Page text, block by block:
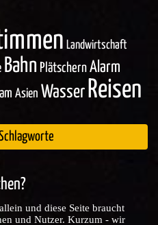
Landwirtschaft
Bahn Plätschern Alarm
Asien Wasser Reisen
und diese Seite braucht
und Nutzer. Kurzum - wir